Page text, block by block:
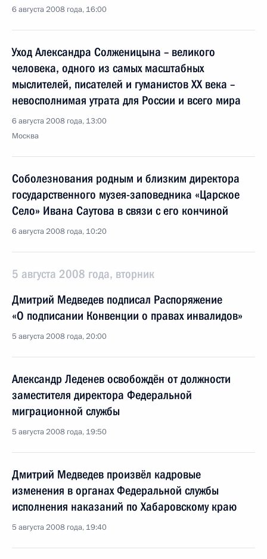
6 августа 2008 года, 16:00
Уход Александра Солженицына – великого
человека, одного из самых масштабных
мыслителей, писателей и гуманистов XX века –
невосполнимая утрата для России и всего мира
6 августа 2008 года, 13:00
Москва
Соболезнования родным и близким директора
государственного музея-заповедника «Царское
Село» Ивана Саутова в связи с его кончиной
6 августа 2008 года, 10:20
5 августа 2008 года, вторник
Дмитрий Медведев подписал Распоряжение
«О подписании Конвенции о правах инвалидов»
5 августа 2008 года, 20:00
Александр Леденев освобождён от должности
заместителя директора Федеральной
миграционной службы
5 августа 2008 года, 19:50
Дмитрий Медведев произвёл кадровые
изменения в органах Федеральной службы
исполнения наказаний по Хабаровскому краю
5 августа 2008 года, 19:40